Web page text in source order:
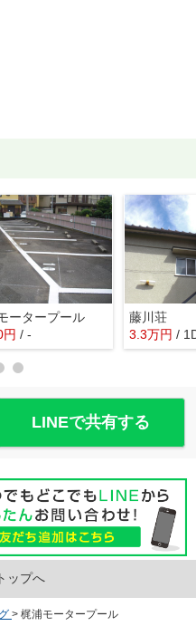
ータープール
円 / -
藤川荘
3.3万円 /
LINEで共有する
ップへ
> 梶浦モータープール